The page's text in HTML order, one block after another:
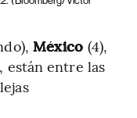
México (4),
están entre las